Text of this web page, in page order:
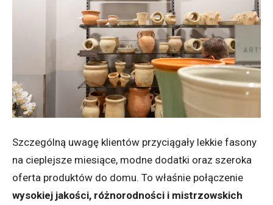
Szczególną uwagę klientów przyciągały lekkie fasony
na cieplejsze miesiące, modne dodatki oraz szeroka
oferta produktów do domu. To właśnie połączenie
wysokiej jakości, różnorodności i mistrzowskich